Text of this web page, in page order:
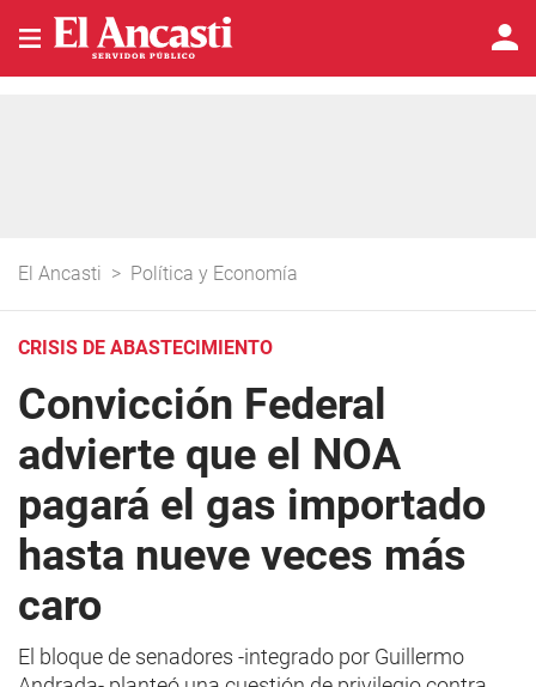
El Ancasti > Política y Economía
CRISIS DE ABASTECIMIENTO
Convicción Federal
advierte que el NOA
pagará el gas importado
hasta nueve veces más
caro
El bloque de senadores -integrado por Guillermo